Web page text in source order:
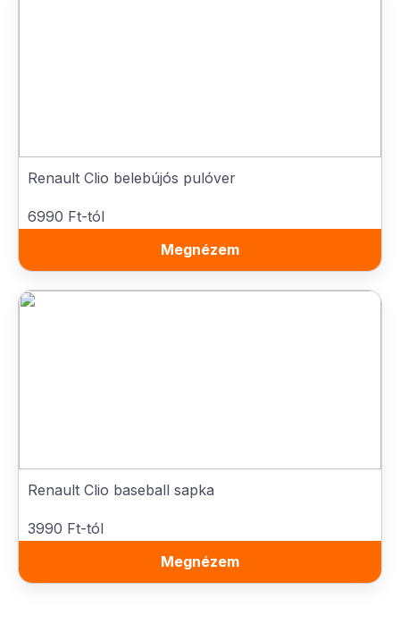
Renault Clio belebújós pulóver
6990 Ft-tól
Megnézem
Renault Clio baseball sapka
3990 Ft-tól
Megnézem